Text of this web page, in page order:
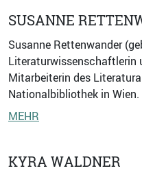
SUSANNE
Susanne Rettenwander
Literaturwissenschaftlerin
Mitarbeiterin des
Nationalbibliothek in Wien.
MEHR
KYRA WALDNER